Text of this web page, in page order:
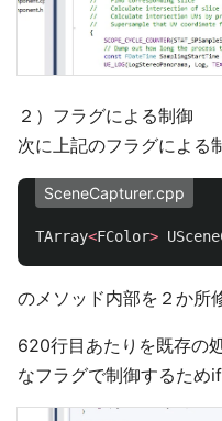
２）フラグによる制御
次に上記のフラグによる
SceneCapturer.cpp
TArray<FColor>
のメソッド内部を２か所
620行目あたりを既存の
なフラグで制御するためif